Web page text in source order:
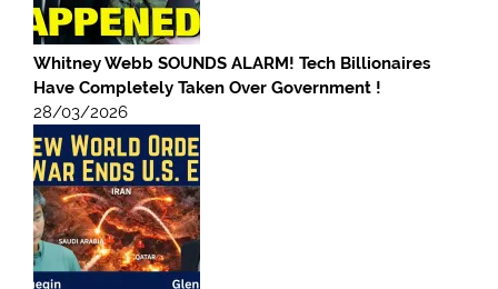
Whitney Webb SOUNDS ALARM! Tech Billionaires
Have Completely Taken Over Government !
28/03/2026